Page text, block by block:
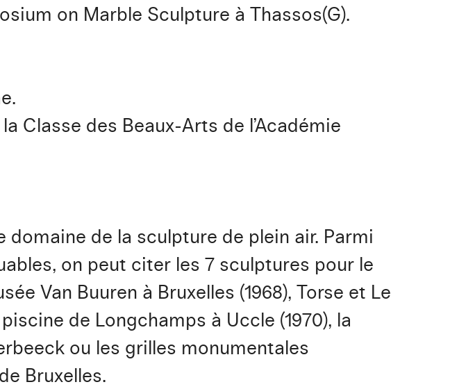
on Marble Sculpture à Thassos(G).
Classe des Beaux-Arts de l’Académie
de la sculpture de plein air. Parmi
on peut citer les 7 sculptures pour le
Van Buuren à Bruxelles (1968), Torse et Le
de Longchamps à Uccle (1970), la
ou les grilles monumentales
Bruxelles.